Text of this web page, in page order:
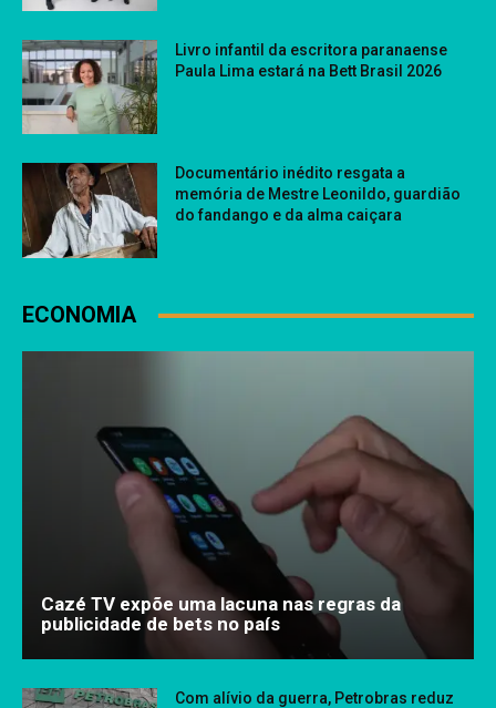
Livro infantil da escritora paranaense
Paula Lima estará na Bett Brasil 2026
Documentário inédito resgata a
memória de Mestre Leonildo, guardião
do fandango e da alma caiçara
ECONOMIA
Cazé TV expõe uma lacuna nas regras da
publicidade de bets no país
Com alívio da guerra, Petrobras reduz